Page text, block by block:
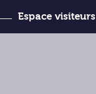
Espace visiteurs